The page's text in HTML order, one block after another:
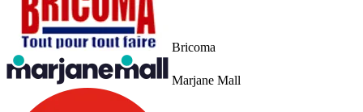
Bricoma
Marjane Mall